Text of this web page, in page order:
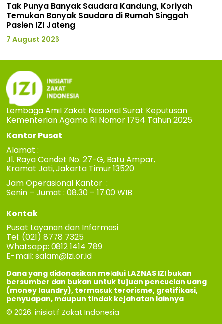
Tak Punya Banyak Saudara Kandung, Koriyah
Temukan Banyak Saudara di Rumah Singgah
Pasien IZI Jateng
7 August 2026
Lembaga Amil Zakat Nasional Surat Keputusan
Kementerian Agama RI Nomor 1754 Tahun 2025
Kantor Pusat
Alamat :
Jl. Raya Condet No. 27-G, Batu Ampar,
Kramat Jati, Jakarta Timur 13520
Jam Operasional Kantor :
Senin – Jumat : 08.30 – 17.00 WIB
Kontak
Pusat Layanan dan Informasi
Tel: (021) 8778 7325
Whatsapp: 0812 1414 789
E-mail:salam@izi.or.id
Dana yang didonasikan melalui LAZNAS IZI bukan
bersumber dan bukan untuk tujuan pencucian uang
(money laundry), termasuk terorisme, gratifikasi,
penyuapan, maupun tindak kejahatan lainnya
© 2026. inisiatif Zakat Indonesia